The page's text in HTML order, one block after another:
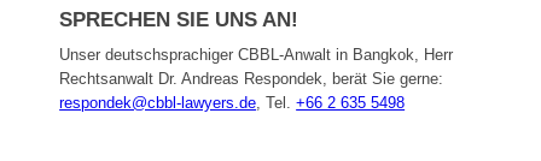
SPRECHEN SIE UNS AN!
Unser deutschsprachiger CBBL-Anwalt in Bangkok, Herr
Rechtsanwalt Dr. Andreas Respondek, berät Sie gerne:
respondek@cbbl-lawyers.de,Tel.+66 2 635 5498